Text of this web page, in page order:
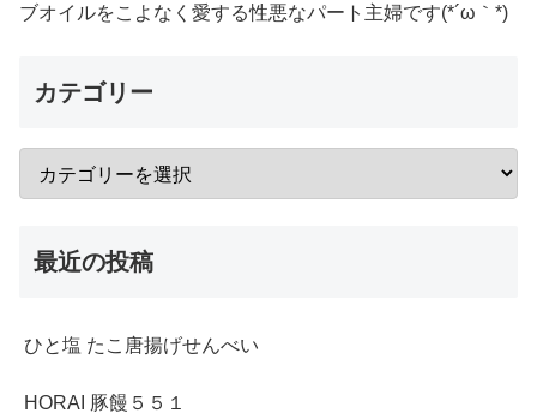
ブオイルをこよなく愛する性悪なパート主婦です(*´ω｀*)
カテゴリー
最近の投稿
ひと塩 たこ唐揚げせんべい
HORAI 豚饅５５１